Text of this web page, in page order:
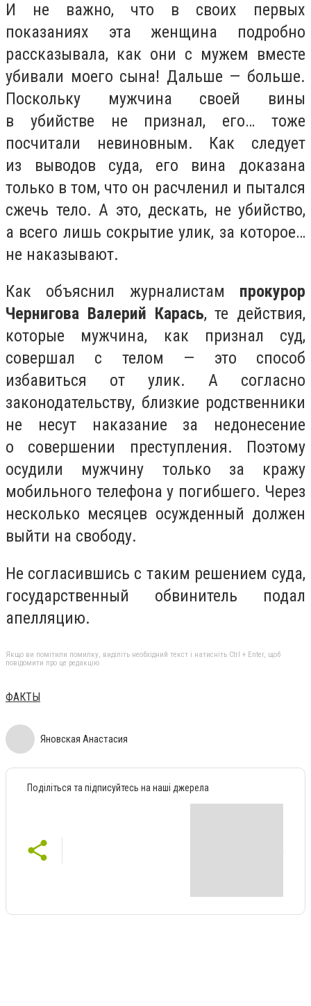
И не важно, что в своих первых
показаниях эта женщина подробно
рассказывала, как они с мужем вместе
убивали моего сына! Дальше — больше.
Поскольку мужчина своей вины
в убийстве не признал, его… тоже
посчитали невиновным. Как следует
из выводов суда, его вина доказана
только в том, что он расчленил и пытался
сжечь тело. А это, дескать, не убийство,
а всего лишь сокрытие улик, за которое…
не наказывают.
Как объяснил журналистам прокурор
Чернигова Валерий Карась, те действия,
которые мужчина, как признал суд,
совершал с телом — это способ
избавиться от улик. А согласно
законодательству, близкие родственники
не несут наказание за недонесение
о совершении преступления. Поэтому
осудили мужчину только за кражу
мобильного телефона у погибшего. Через
несколько месяцев осужденный должен
выйти на свободу.
Не согласившись с таким решением суда,
государственный обвинитель подал
апелляцию.
Якщо ви помітили помилку, виділіть необхідний текст і натисніть Ctrl + Enter, щоб
повідомити про це редакцію
ФАКТЫ
Яновская Анастасия
Поділіться та підписуйтесь на наші джерела